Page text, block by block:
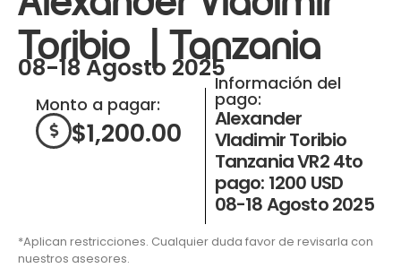
Toribio | Tanzania
08-18 Agosto 2025
Monto a pagar:
$1,200.00
Información del
pago:
Alexander
Vladimir Toribio
Tanzania VR2 4to
pago: 1200 USD
08-18 Agosto 2025
*Aplican restricciones. Cualquier duda favor de revisarla con
nuestros asesores.